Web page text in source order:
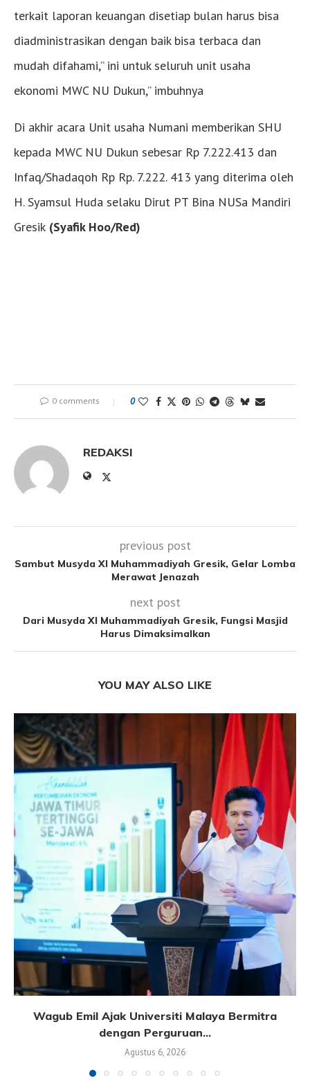
terkait laporan keuangan disetiap bulan harus bisa
diadministrasikan dengan baik bisa terbaca dan
mudah difahami,” ini untuk seluruh unit usaha
ekonomi MWC NU Dukun,” imbuhnya
Di akhir acara Unit usaha Numani memberikan SHU
kepada MWC NU Dukun sebesar Rp 7.222.413 dan
Infaq/Shadaqoh Rp Rp. 7.222. 413 yang diterima oleh
H. Syamsul Huda selaku Dirut PT Bina NUSa Mandiri
Gresik (Syafik Hoo/Red)
0 comments 0
REDAKSI
previous post
Sambut Musyda XI Muhammadiyah Gresik, Gelar Lomba
Merawat Jenazah
next post
Dari Musyda XI Muhammadiyah Gresik, Fungsi Masjid
Harus Dimaksimalkan
YOU MAY ALSO LIKE
Wagub Emil Ajak Universiti Malaya Bermitra
dengan Perguruan...
Agustus 6, 2026